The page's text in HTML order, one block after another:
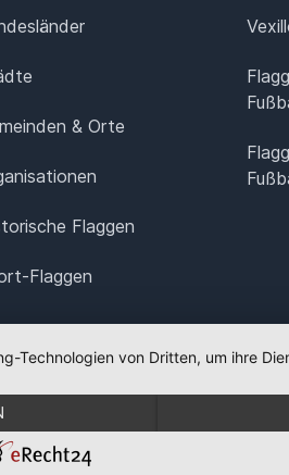
& Orte
Flaggen
Flaggen
Technologien von Dritten, um ihre